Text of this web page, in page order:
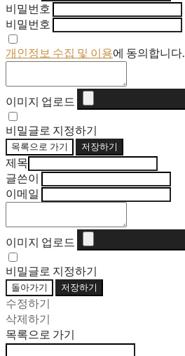
비밀번호
비밀번호
개인정보 수집 및 이용에 동의합니다.
이미지 업로드
비밀글로 지정하기
목록으로 가기 저장하기
제목
글쓴이
이메일
이미지 업로드
비밀글로 지정하기
돌아가기 저장하기
수정하기
삭제하기
목록으로 가기